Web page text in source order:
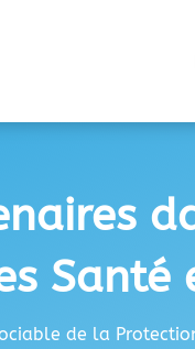
Santé
de la